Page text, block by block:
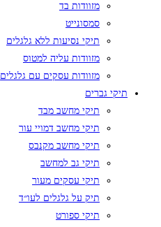
מזוודות בד
סמסונייט
תיקי נסיעות ללא גלגלים
מזוודות עליה למטוס
מזוודות עסקים עם גלגלים
תיקי גברים
תיקי מחשב מבד
תיקי מחשב דמויי עור
תיקי מחשב מקנבס
תיקי גב למחשב
תיקי עסקים מעור
תיק על גלגלים לעו״ד
תיקי ספורט